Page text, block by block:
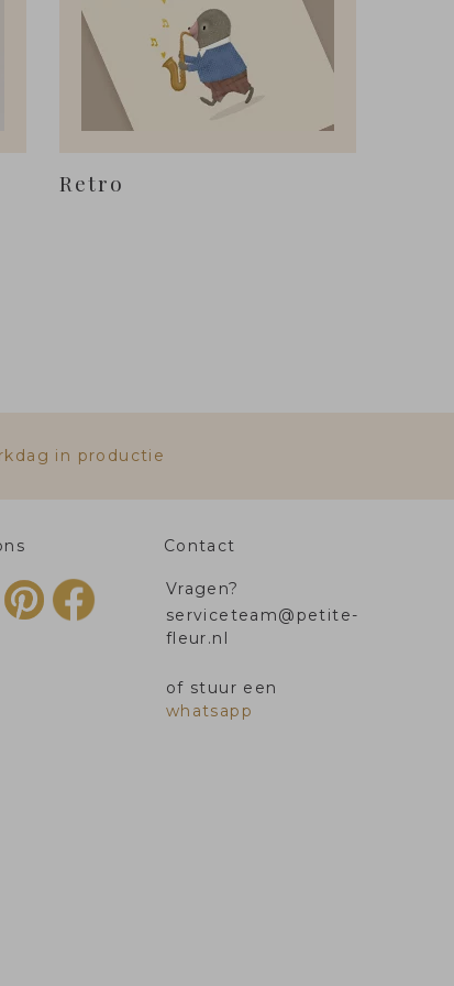
Retro
in productie
Contact
Vragen?
serviceteam@petite-
fleur.nl
of stuur een
whatsapp